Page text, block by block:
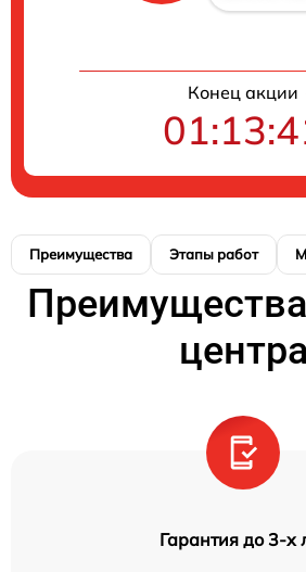
Конец акции
Преимущества Этапы работ
центра
Гарантия до 3-х